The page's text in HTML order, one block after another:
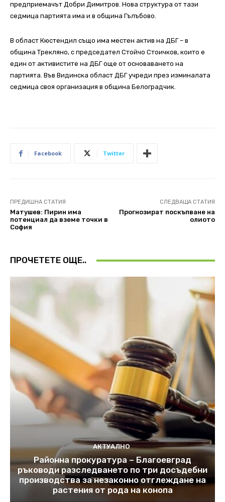
предприемачът Добри Димитров. Нова структура от тази
седмица партията има и в община Гълъбово.
В област Кюстендил също има местен актив на ДБГ – в
община Трекляно, с председател Стойчо Стоичков, които е
един от активистите на ДБГ още от основаването на
партията. Във Видинска област ДБГ учреди през изминалата
седмица своя организация в община Белоградчик.
Facebook Twitter
ПРЕДИШНА СТАТИЯ
Матушев: Пирин има
потенциал да вземе точки в
София
СЛЕДВАЩА СТАТИЯ
Прогнозират поскъпване на
олиото
ПРОЧЕТЕТЕ ОЩЕ..
АКТУАЛНО
Районна прокуратура – Благоевград
ръководи разследването по три досъдебни
производства за незаконно отглеждане на
растения от рода на конопа